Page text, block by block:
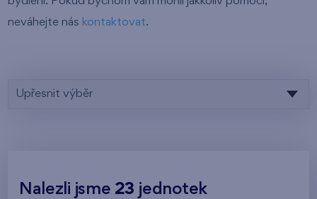
neváhejte nás kontaktovat.
Upřesnit výběr
Nalezli jsme 23 jednotek